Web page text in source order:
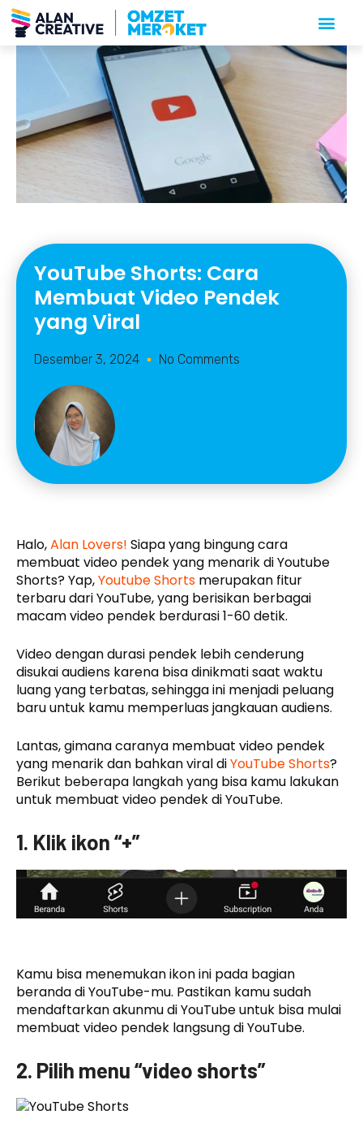
YouTube Shorts: Cara
Membuat Video Pendek
yang Viral
Desember 3, 2024 No Comments
Halo,Alan Lovers! Siapa yang bingung cara
membuat video pendek yang menarik di Youtube
Shorts? Yap,Youtube Shorts merupakan fitur
terbaru dari YouTube, yang berisikan berbagai
macam video pendek berdurasi 1-60 detik.
Video dengan durasi pendek lebih cenderung
disukai audiens karena bisa dinikmati saat waktu
luang yang terbatas, sehingga ini menjadi peluang
baru untuk kamu memperluas jangkauan audiens.
Lantas, gimana caranya membuat video pendek
yang menarik dan bahkan viral diYouTube Shorts?
Berikut beberapa langkah yang bisa kamu lakukan
untuk membuat video pendek di YouTube.
1. Klik ikon “+”
Kamu bisa menemukan ikon ini pada bagian
beranda di YouTube-mu. Pastikan kamu sudah
mendaftarkan akunmu di YouTube untuk bisa mulai
membuat video pendek langsung di YouTube.
2. Pilih menu “video shorts”